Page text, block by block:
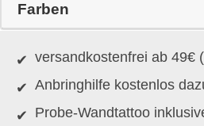
Farben
versandkostenfrei ab 49€
Anbringhilfe kostenlos
Probe-Wandtattoo